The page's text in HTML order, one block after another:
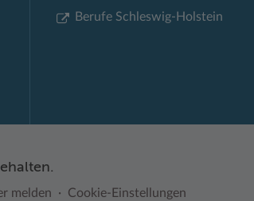
Berufe Schleswig-Holstein
melden Cookie-Einstellungen